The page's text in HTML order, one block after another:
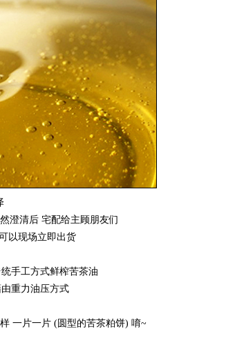
澄清后 宅配给主顾朋友们
以现场立即出货
手工方式鲜榨苦茶油
重力油压方式
一片一片 (圆型的苦茶粕饼) 唷~